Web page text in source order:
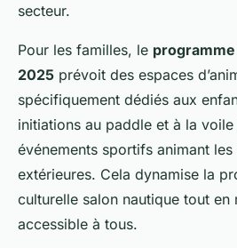
secteur.
Pour les familles, le
2025 prévoit des espaces
spécifiquement dédiés aux
initiations au paddle et à la
événements sportifs animant les
extérieures. Cela dynamise la
culturelle salon nautique tout en
accessible à tous.